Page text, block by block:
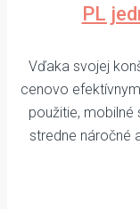
PL
Vďaka svojej
cenovo
použitie,
stredne náročné